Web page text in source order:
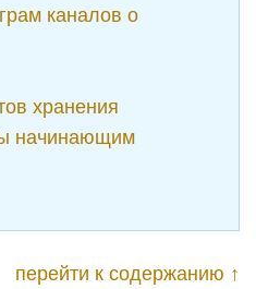
каналов о
хранения
начинающим
перейти к содержанию ↑